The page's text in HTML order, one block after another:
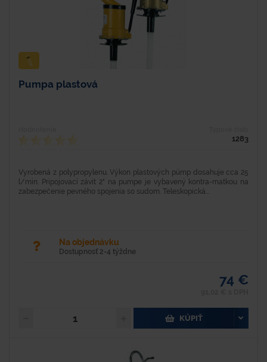
Pumpa plastová
1283
Vyrobená z polypropylenu. Výkon plastových púmp dosahuje cca 25
l/min. Pripojovací závit 2" na pumpe je vybavený kontra-matkou na
zabezpečenie pevného spojenia so sudom. Teleskopická...
Na objednávku
Dostupnosť 2-4 týždne
74 €
KÚPIŤ